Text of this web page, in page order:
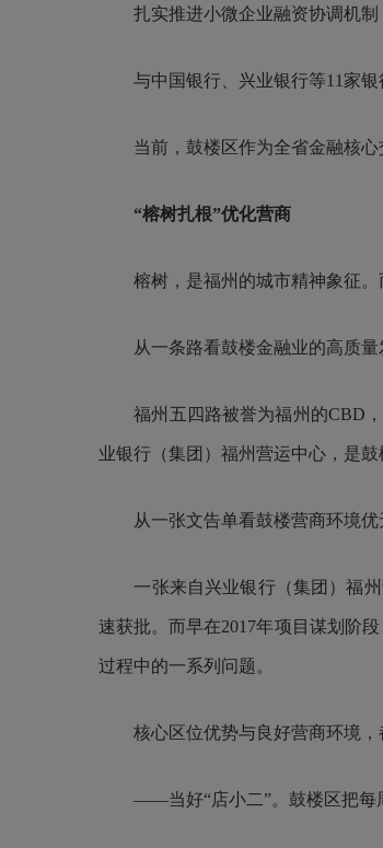
扎实推进小微企业融资协调机制
与中国银行、兴业银行等11家银
当前，鼓楼区作为全省金融核心
“榕树扎根”优化营商
榕树，是福州的城市精神象征
从一条路看鼓楼金融业的高质量
福州五四路被誉为福州的CBD，
业银行（集团）福州营运中心，是
从一张文告单看鼓楼营商环境优
一张来自兴业银行（集团）福州
速获批。而早在2017年项目谋划阶
过程中的一系列问题。
核心区位优势与良好营商环境，
——当好“店小二”。鼓楼区把每周